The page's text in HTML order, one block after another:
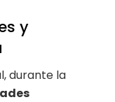
y
durante la